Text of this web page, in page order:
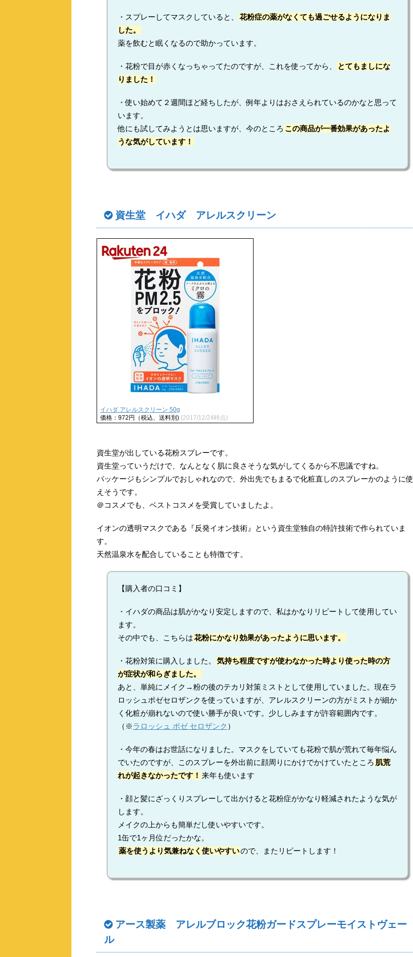
・スプレーしてマスクしていると、
花粉症の薬がなくても過ごせるようになりま
した。
薬を飲むと眠くなるので助かっています。
・花粉で目が赤くなっちゃってたのですが、これを使ってから、
とてもましにな
りました！
・使い始めて２週間ほど経ちしたが、例年よりはおさえられているのかなと思って
います。
他にも試してみようとは思いますが、今のところ この商品が一番効果があったよ
うな気がしています！
資生堂 イハダ アレルスクリーン
イハダ アレルスクリーン 50g
価格：972円（税込、送料別) (2017/12/24時点)
資生堂が出している花粉スプレーです。
資生堂っていうだけで、なんとなく肌に良さそうな気がしてくるから不思議ですね。
パッケージもシンプルでおしゃれなので、外出先でもまるで化粧直しのスプレーかのように使
えそうです。
＠コスメでも、ベストコスメを受賞していましたよ。
イオンの透明マスクである『反発イオン技術』という資生堂独自の特許技術で作られていま
す。
天然温泉水を配合していることも特徴です。
【購入者の口コミ】
・イハダの商品は肌がかなり安定しますので、私はかなりリピートして使用してい
ます。
その中でも、こちらは花粉にかなり効果があったように思います。
・花粉対策に購入しました。
気持ち程度ですが使わなかった時より使った時の方
が症状が和らぎました。
あと、単純にメイク→粉の後のテカリ対策ミストとして使用していました。現在ラ
ロッシュポゼセロザンクを使っていますが、アレルスクリーンの方がミストが細か
く化粧が崩れないので使い勝手が良いです。少ししみますが許容範囲内です。
（※ラロッシュ ポゼ セロザンク ）
・今年の春はお世話になりました。マスクをしていても花粉で肌が荒れて毎年悩ん
でいたのですが、このスプレーを外出前に顔周りにかけでかけていたところ 肌荒
れが起きなかったです！ 来年も使います
・顔と髪にざっくりスプレーして出かけると花粉症がかなり軽減されたような気が
します。
メイクの上からも簡単だし使いやすいです。
1缶で1ヶ月位だったかな。
薬を使うより気兼ねなく使いやすいので、またリピートします！
アース製薬 アレルブロック花粉ガードスプレーモイストヴェー
ル